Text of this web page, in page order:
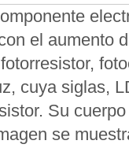
el aumento
cuya siglas,
Su
se